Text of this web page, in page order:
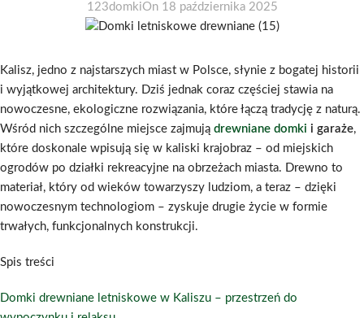
123domkiOn 18 października 2025
Kalisz, jedno z najstarszych miast w Polsce, słynie z bogatej historii
i wyjątkowej architektury. Dziś jednak coraz częściej stawia na
nowoczesne, ekologiczne rozwiązania, które łączą tradycję z naturą.
Wśród nich szczególne miejsce zajmują drewniane domki i garaże,
które doskonale wpisują się w kaliski krajobraz – od miejskich
ogrodów po działki rekreacyjne na obrzeżach miasta. Drewno to
materiał, który od wieków towarzyszy ludziom, a teraz – dzięki
nowoczesnym technologiom – zyskuje drugie życie w formie
trwałych, funkcjonalnych konstrukcji.
Spis treści
Domki drewniane letniskowe w Kaliszu – przestrzeń do